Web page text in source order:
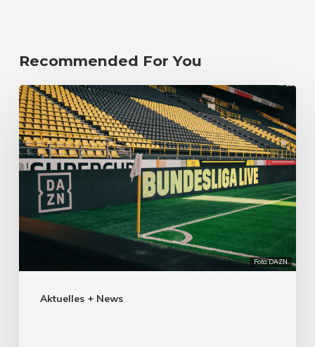
Recommended For You
Foto: DAZN
Aktuelles + News